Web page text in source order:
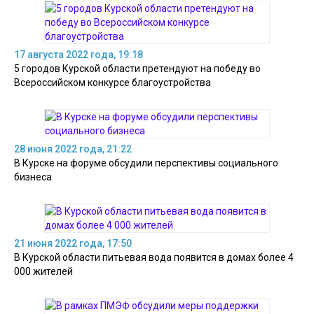
17 августа 2022 года, 19:18
5 городов Курской области претендуют на победу во
Всероссийском конкурсе благоустройства
28 июня 2022 года, 21:22
В Курске на форуме обсудили перспективы социального
бизнеса
21 июня 2022 года, 17:50
В Курской области питьевая вода появится в домах более 4
000 жителей